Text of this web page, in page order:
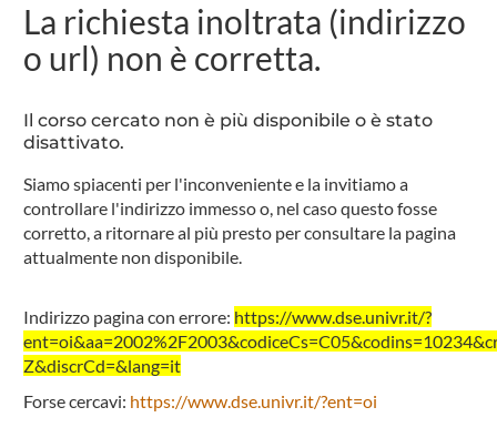
La richiesta inoltrata (indirizzo
o url) non è corretta.
Il corso cercato non è più disponibile o è stato
disattivato.
Siamo spiacenti per l'inconveniente e la invitiamo a
controllare l'indirizzo immesso o, nel caso questo fosse
corretto, a ritornare al più presto per consultare la pagina
attualmente non disponibile.
Indirizzo pagina con errore: https://www.dse.univr.it/?
Z&discrCd=&lang=it
Forse cercavi: https://www.dse.univr.it/?ent=oi